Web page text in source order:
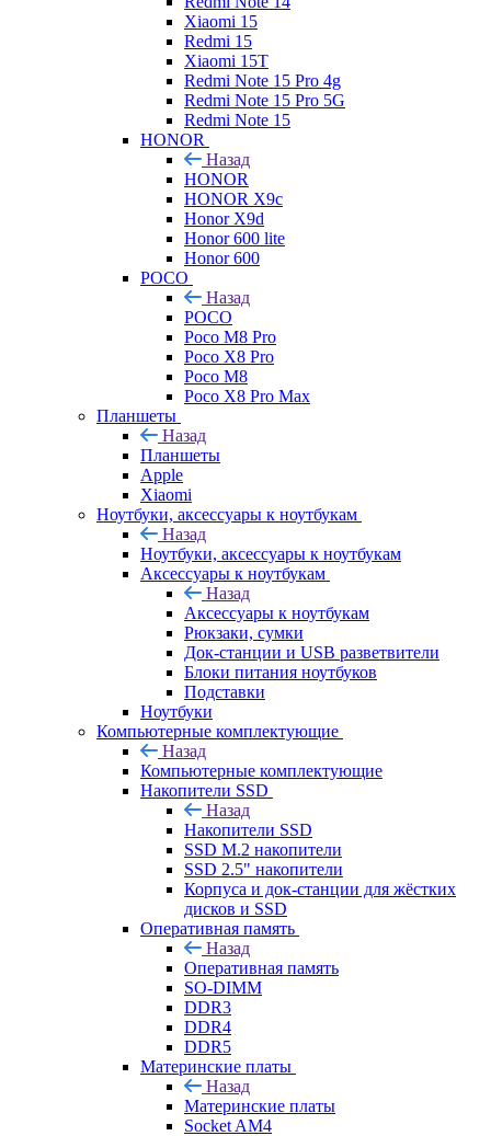
Xiaomi 15
Redmi 15
Xiaomi 15T
Redmi Note 15 Pro 4g
Redmi Note 15 Pro 5G
Redmi Note 15
HONOR
Назад
HONOR
HONOR X9c
Honor X9d
Honor 600 lite
Honor 600
POCO
Назад
POCO
Poco M8 Pro
Poco X8 Pro
Poco M8
Poco X8 Pro Max
Планшеты
Назад
Планшеты
Apple
Xiaomi
Ноутбуки, аксессуары к ноутбукам
Назад
Ноутбуки, аксессуары к ноутбукам
Аксессуары к ноутбукам
Назад
Аксессуары к ноутбукам
Рюкзаки, сумки
Док-станции и USB разветвители
Блоки питания ноутбуков
Подставки
Ноутбуки
Компьютерные комплектующие
Назад
Компьютерные комплектующие
Накопители SSD
Назад
Накопители SSD
SSD M.2 накопители
SSD 2.5" накопители
Корпуса и док-станции для жёстких
дисков и SSD
Оперативная память
Назад
Оперативная память
SO-DIMM
DDR3
DDR4
DDR5
Материнские платы
Назад
Материнские платы
Socket AM4